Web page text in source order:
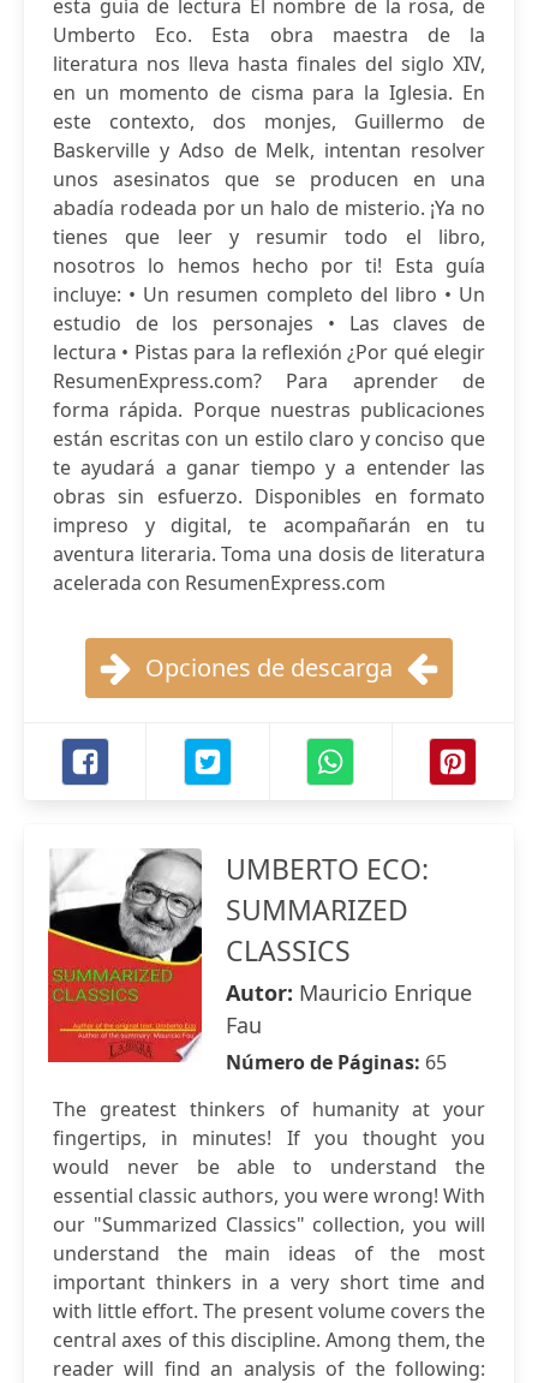
esta guía de lectura El nombre de la rosa, de
Umberto Eco. Esta obra maestra de la
literatura nos lleva hasta finales del siglo XIV,
en un momento de cisma para la Iglesia. En
este contexto, dos monjes, Guillermo de
Baskerville y Adso de Melk, intentan resolver
unos asesinatos que se producen en una
abadía rodeada por un halo de misterio. ¡Ya no
tienes que leer y resumir todo el libro,
nosotros lo hemos hecho por ti! Esta guía
incluye: • Un resumen completo del libro • Un
estudio de los personajes • Las claves de
lectura • Pistas para la reflexión ¿Por qué elegir
ResumenExpress.com? Para aprender de
forma rápida. Porque nuestras publicaciones
están escritas con un estilo claro y conciso que
te ayudará a ganar tiempo y a entender las
obras sin esfuerzo. Disponibles en formato
impreso y digital, te acompañarán en tu
aventura literaria. Toma una dosis de literatura
acelerada con ResumenExpress.com
Opciones de descarga
UMBERTO ECO:
SUMMARIZED
CLASSICS
Autor: Mauricio Enrique
Fau
Número de Páginas: 65
The greatest thinkers of humanity at your
fingertips, in minutes! If you thought you
would never be able to understand the
essential classic authors, you were wrong! With
our "Summarized Classics" collection, you will
understand the main ideas of the most
important thinkers in a very short time and
with little effort. The present volume covers the
central axes of this discipline. Among them, the
reader will find an analysis of the following: